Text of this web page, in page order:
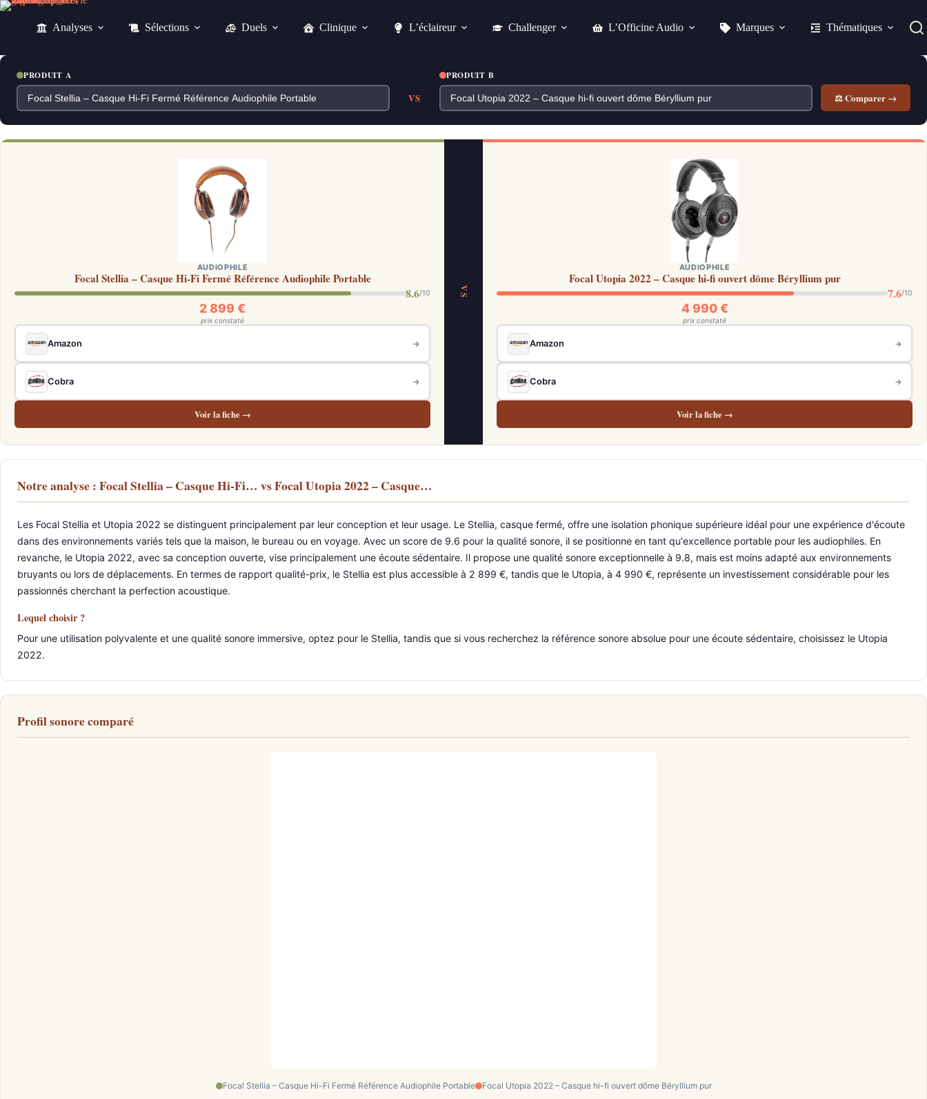
Passer
Analyses Sélections Duels Clinique L’éclaireur Challenger L’Officine Audio Marques Thématiques
PRODUIT A
VS
PRODUIT B
⚖ Comparer →
AUDIOPHILE
Focal Stellia – Casque Hi-Fi Fermé Référence Audiophile Portable
8.6/10
2 899 €
prix constaté
Amazon →
Cobra →
Voir la fiche →
VS
AUDIOPHILE
Focal Utopia 2022 – Casque hi-fi ouvert dôme Béryllium pur
7.6/10
4 990 €
prix constaté
Amazon →
Cobra →
Voir la fiche →
Notre analyse : Focal Stellia – Casque Hi-Fi… vs Focal Utopia 2022 – Casque…
Les Focal Stellia et Utopia 2022 se distinguent principalement par leur conception et leur usage. Le Stellia, casque fermé, offre une isolation phonique supérieure idéal pour une expérience d'écoute
dans des environnements variés tels que la maison, le bureau ou en voyage. Avec un score de 9.6 pour la qualité sonore, il se positionne en tant qu'excellence portable pour les audiophiles. En
revanche, le Utopia 2022, avec sa conception ouverte, vise principalement une écoute sédentaire. Il propose une qualité sonore exceptionnelle à 9.8, mais est moins adapté aux environnements
bruyants ou lors de déplacements. En termes de rapport qualité-prix, le Stellia est plus accessible à 2 899 €, tandis que le Utopia, à 4 990 €, représente un investissement considérable pour les
passionnés cherchant la perfection acoustique.
Lequel choisir ?
Pour une utilisation polyvalente et une qualité sonore immersive, optez pour le Stellia, tandis que si vous recherchez la référence sonore absolue pour une écoute sédentaire, choisissez le Utopia
2022.
Profil sonore comparé
Focal Stellia – Casque Hi-Fi Fermé Référence Audiophile Portable Focal Utopia 2022 – Casque hi-fi ouvert dôme Béryllium pur